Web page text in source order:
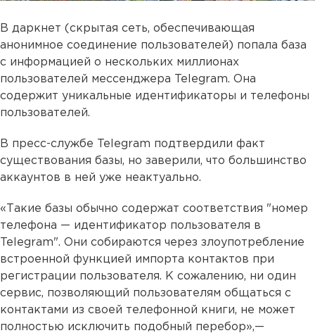
В даркнет (скрытая сеть, обеспечивающая
анонимное соединение пользователей) попала база
с информацией о нескольких миллионах
пользователей мессенджера Telegram. Она
содержит уникальные идентификаторы и телефоны
пользователей.
В пресс-службе Telegram подтвердили факт
существования базы, но заверили, что большинство
аккаунтов в ней уже неактуально.
«Такие базы обычно содержат соответствия "номер
телефона — идентификатор пользователя в
Telegram". Они собираются через злоупотребление
встроенной функцией импорта контактов при
регистрации пользователя. К сожалению, ни один
сервис, позволяющий пользователям общаться с
контактами из своей телефонной книги, не может
полностью исключить подобный перебор»,—